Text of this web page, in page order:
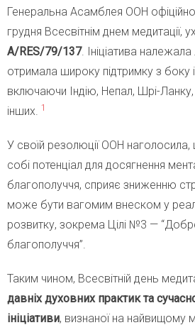
Генеральна Асамблея ООН
грудня Всесвітнім днем
A/RES/79/137. Ініціатива
отримала широку підтримку з боку
включаючи Індію, Непал, Шрі-
інших. 1
У своїй резолюції ООН
собі потенціал для досягнення
благополуччя, сприяє зниженню
може бути вагомим внеском у
розвитку, зокрема Цілі №3 —
благополуччя”.
Таким чином, Всесвітній день
давніх духовних практик та
ініціативи, визнаної на найвищому